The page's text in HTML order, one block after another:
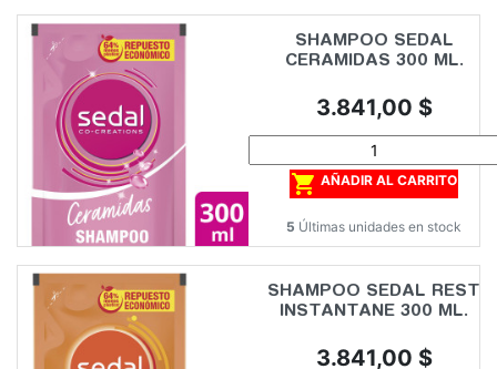
SHAMPOO SEDAL
CERAMIDAS 300 ML.
Precio
3.841,00 $
 AÑADIR AL CARRITO
5 Últimas unidades en stock
SHAMPOO SEDAL REST
INSTANTANE 300 ML.
Precio
3.841,00 $